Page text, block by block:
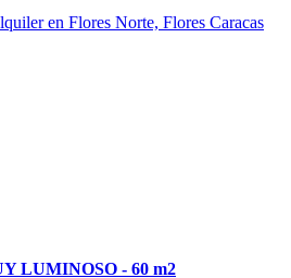
LUMINOSO - 60 m2